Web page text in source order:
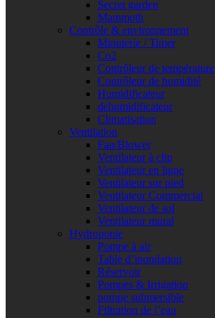
Secret garden
Mammoth
Contrôle & environnement
Minuterie / Timer
Co2
Contrôleur de température
Contrôleur de humidité
Humidificateur
dehumidificateur
Climatisation
Ventilation
Fan/Blower
Ventilateur à clip
Ventilateur en ligne
Ventilateur sur pied
Ventilateur Commercial
Ventilateur de sol
Ventilateur mural
Hydroponie
Pompe à air
Table d’inondation
Réservoir
Pompes & Irrigation
pompe submersible
Filtration de l’eau